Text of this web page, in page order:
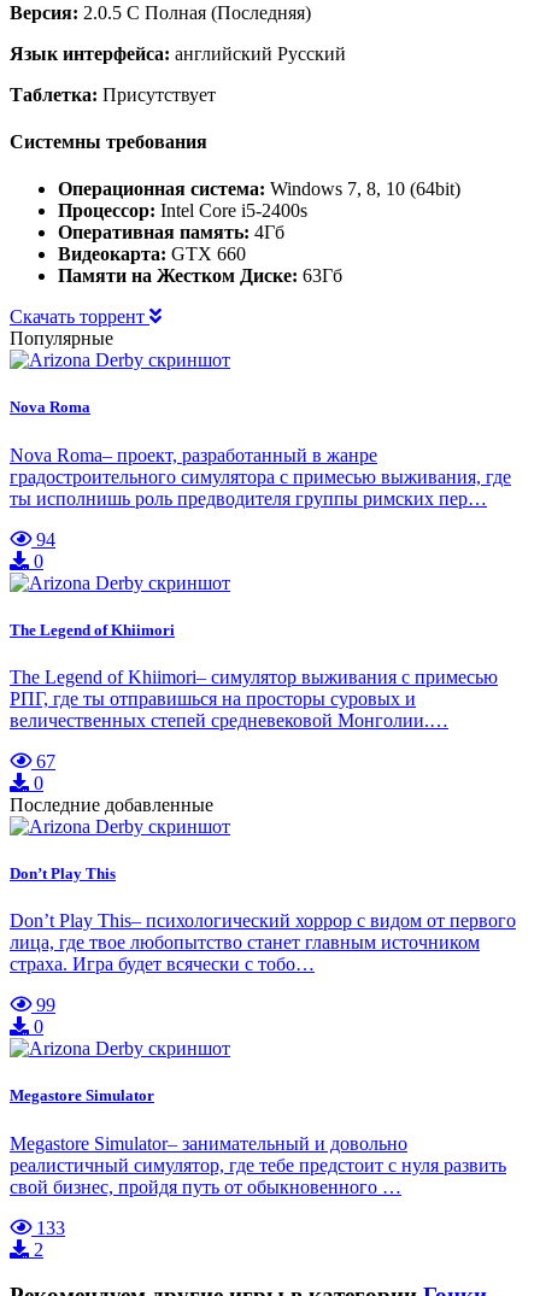
Версия: 2.0.5 C Полная (Последняя)
Язык интерфейса: английский Русский
Таблетка: Присутствует
Системны требования
Операционная система: Windows 7, 8, 10 (64bit)
Процессор: Intel Core i5-2400s
Оперативная память: 4Гб
Видеокарта: GTX 660
Памяти на Жестком Диске: 63Гб
Скачать торрент
Популярные
Nova Roma
Nova Roma– проект, разработанный в жанре
градостроительного симулятора с примесью выживания, где
ты исполнишь роль предводителя группы римских пер…
94
0
The Legend of Khiimori
The Legend of Khiimori– симулятор выживания с примесью
РПГ, где ты отправишься на просторы суровых и
величественных степей средневековой Монголии.…
67
0
Последние добавленные
Don’t Play This
Don’t Play This– психологический хоррор с видом от первого
лица, где твое любопытство станет главным источником
страха. Игра будет всячески с тобо…
99
0
Megastore Simulator
Megastore Simulator– занимательный и довольно
реалистичный симулятор, где тебе предстоит с нуля развить
свой бизнес, пройдя путь от обыкновенного …
133
2